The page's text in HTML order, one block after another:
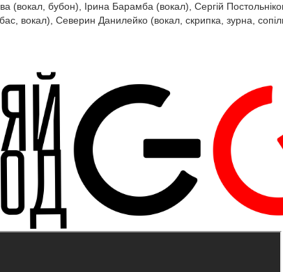
(вокал, бубон), Ірина Барамба (вокал), Сергій
вокал), Северин Данилейко (вокал, скрипка, зурна,